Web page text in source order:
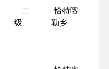
二
级
恰特喀
勒乡